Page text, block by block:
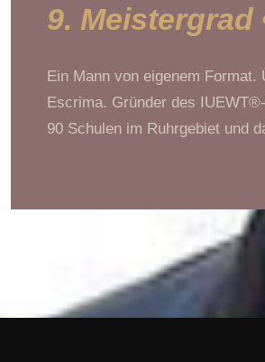
9. Meistergrad
Ein Mann von eigenem
Escrima. Gründer des
90 Schulen im Ruhrgebiet und